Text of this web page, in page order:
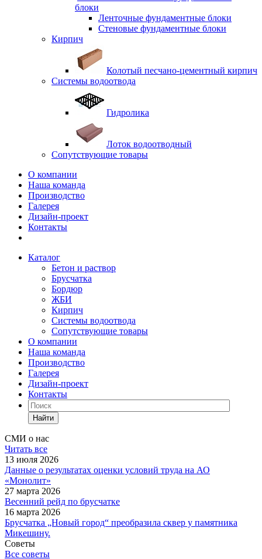
блоки
Ленточные фундаментные блоки
Стеновые фундаментные блоки
Кирпич
Колотый песчано-цементный кирпич
Системы водоотвода
Гидролика
Лоток водоотводный
Сопутствующие товары
О компании
Наша команда
Производство
Галерея
Дизайн-проект
Контакты
Каталог
Бетон и раствор
Брусчатка
Бордюр
ЖБИ
Кирпич
Системы водоотвода
Сопутствующие товары
О компании
Наша команда
Производство
Галерея
Дизайн-проект
Контакты
Найти
СМИ о нас
Читать все
13 июля 2026
Данные о результатах оценки условий труда на АО
«Монолит»
27 марта 2026
Весенний рейд по брусчатке
16 марта 2026
Брусчатка „Новый город“ преобразила сквер у памятника
Микешину.
Советы
Все советы